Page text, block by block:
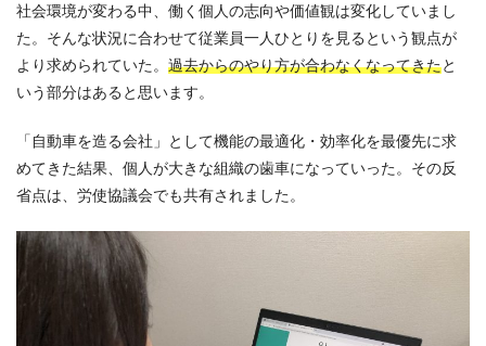
社会環境が変わる中、働く個人の志向や価値観は変化していまし
た。そんな状況に合わせて従業員一人ひとりを見るという観点が
より求められていた。 過去からのやり方が合わなくなってきたと
いう部分はあると思います。
「自動車を造る会社」として機能の最適化・効率化を最優先に求
めてきた結果、個人が大きな組織の歯車になっていった。その反
省点は、労使協議会でも共有されました。